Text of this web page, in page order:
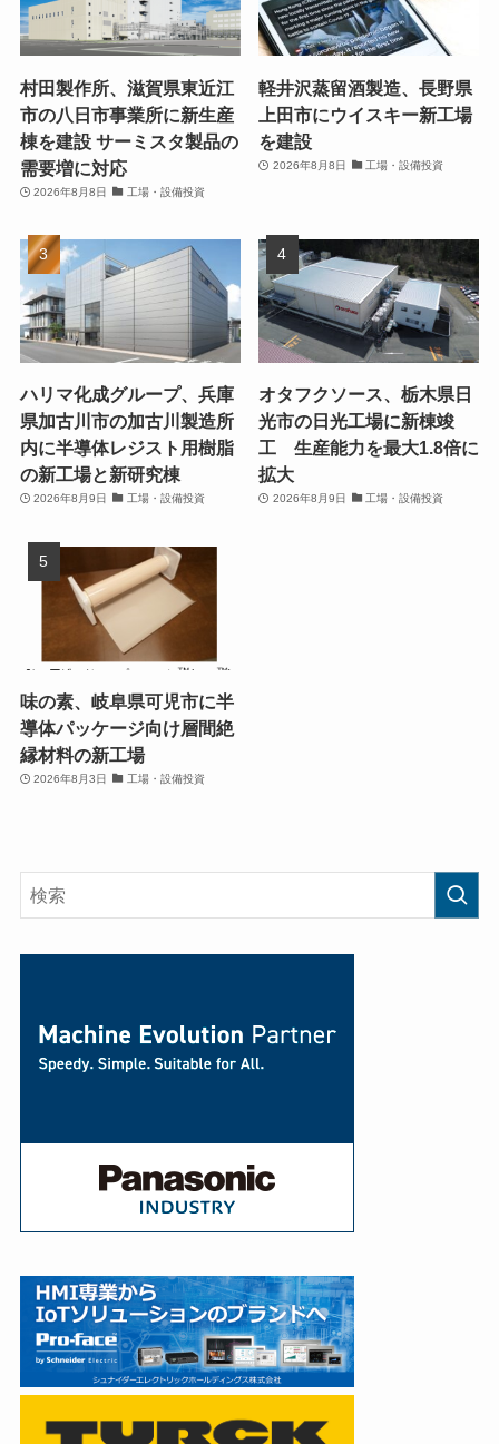
村田製作所、滋賀県東近江
市の八日市事業所に新生産
棟を建設 サーミスタ製品の
需要増に対応
2026年8月8日 工場・設備投資
軽井沢蒸留酒製造、長野県
上田市にウイスキー新工場
を建設
2026年8月8日 工場・設備投資
ハリマ化成グループ、兵庫
県加古川市の加古川製造所
内に半導体レジスト用樹脂
の新工場と新研究棟
2026年8月9日 工場・設備投資
オタフクソース、栃木県日
光市の日光工場に新棟竣
工 生産能力を最大1.8倍に
拡大
2026年8月9日 工場・設備投資
味の素、岐阜県可児市に半
導体パッケージ向け層間絶
縁材料の新工場
2026年8月3日 工場・設備投資